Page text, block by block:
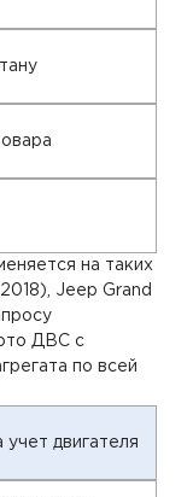
на таких
Jeep Grand
ДВС с
по всей
двигателя